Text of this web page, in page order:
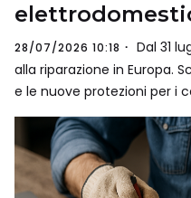
28/07/2026 10:18
Dal 31
alla riparazione in Europa.
e le nuove protezioni per i